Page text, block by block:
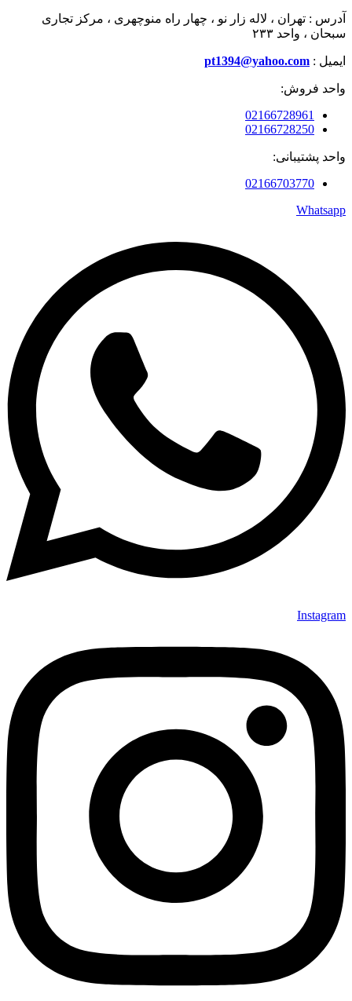
آدرس : تهران ، لاله زار نو ، چهار راه منوچهری ، مرکز تجاری
سبحان ، واحد ۲۳۳
ایمیل : pt1394@yahoo.com
واحد فروش:
02166728961
02166728250
واحد پشتیبانی:
02166703770
Whatsapp
Instagram